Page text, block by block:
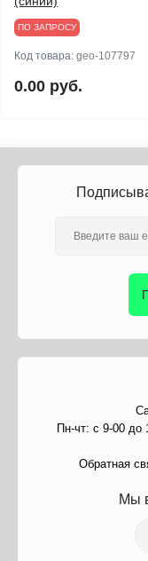
ПО ЗАПРОСУ
Код товара: geo-107797
0.00 руб.
Пн-чт: с 9-00 до
Обратная
Мы